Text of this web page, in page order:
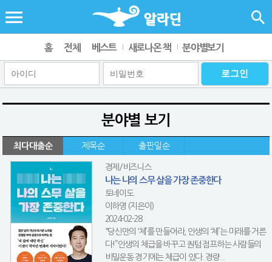
홈 전체 베스트 새로나온 책 분야별보기
분야별 보기
최다대출순 제목순 출판일순
경제/비즈니스
나는 나의 스무 살을 가장 존중한다
토네이도
이하영 (지은이)
2024-02-28
“당신만의 ‘체’를 만들어라, 인생의 ‘체’는 미래를 거른
다!”인생의 체급을 바꾸고 퀀텀 점프하는 사람들의
비밀운동 경기에는 체급이 있다. 경량...